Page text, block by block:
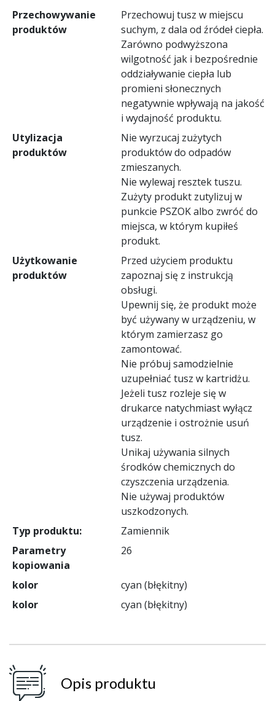
Przechowywanie
produktów
Przechowuj tusz w miejscu
suchym, z dala od źródeł ciepła.
Zarówno podwyższona
wilgotność jak i bezpośrednie
oddziaływanie ciepła lub
promieni słonecznych
negatywnie wpływają na jakość
i wydajność produktu.
Utylizacja
produktów
Nie wyrzucaj zużytych
produktów do odpadów
zmieszanych.
Nie wylewaj resztek tuszu.
Zużyty produkt zutylizuj w
punkcie PSZOK albo zwróć do
miejsca, w którym kupiłeś
produkt.
Użytkowanie
produktów
Przed użyciem produktu
zapoznaj się z instrukcją
obsługi.
Upewnij się, że produkt może
być używany w urządzeniu, w
którym zamierzasz go
zamontować.
Nie próbuj samodzielnie
uzupełniać tusz w kartridżu.
Jeżeli tusz rozleje się w
drukarce natychmiast wyłącz
urządzenie i ostrożnie usuń
tusz.
Unikaj używania silnych
środków chemicznych do
czyszczenia urządzenia.
Nie używaj produktów
uszkodzonych.
Typ produktu:
Zamiennik
Parametry
kopiowania
26
kolor
cyan (błękitny)
kolor
cyan (błękitny)
Opis produktu